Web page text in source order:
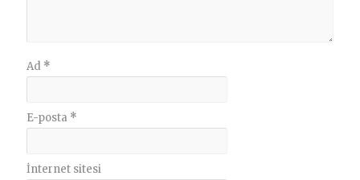
Ad *
E-posta *
İnternet sitesi